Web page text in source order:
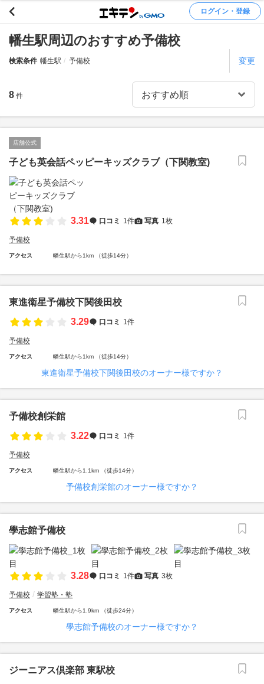
ログイン・登録
幡生駅周辺のおすすめ予備校
検索条件 幡生駅 予備校 変更
8 件
店舗公式
子ども英会話ペッピーキッズクラブ（下関教室)
3.31 口コミ 1件 写真 1枚
予備校
アクセス 幡生駅から1km （徒歩14分）
東進衛星予備校下関後田校
3.29
口コミ 1件
予備校
アクセス 幡生駅から1km （徒歩14分）
東進衛星予備校下関後田校のオーナー様ですか？
予備校創栄館
3.22
口コミ 1件
予備校
アクセス 幡生駅から1.1km （徒歩14分）
予備校創栄館のオーナー様ですか？
學志館予備校
3.28 口コミ 1件 写真 3枚
予備校 学習塾・塾
アクセス 幡生駅から1.9km （徒歩24分）
學志館予備校のオーナー様ですか？
ジーニアス倶楽部 東駅校